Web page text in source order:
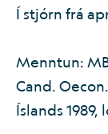
Í stjórn frá
Menntun:
Cand.
Íslands